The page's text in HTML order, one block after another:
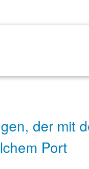
der mit
Port